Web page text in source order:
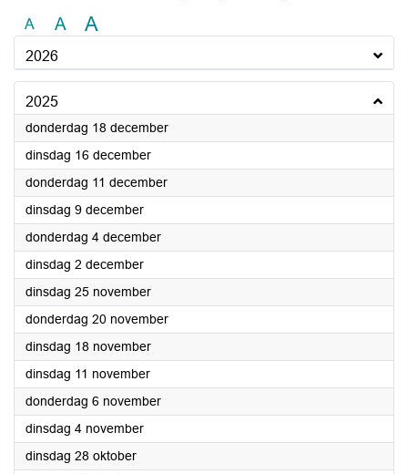
A A A
2026
2025
donderdag 18 december2025
dinsdag 16 december2025
donderdag 11 december2025
dinsdag 9 december2025
donderdag 4 december2025
dinsdag 2 december2025
dinsdag 25 november2025
donderdag 20 november2025
dinsdag 18 november2025
dinsdag 11 november2025
donderdag 6 november2025
dinsdag 4 november2025
dinsdag 28 oktober2025